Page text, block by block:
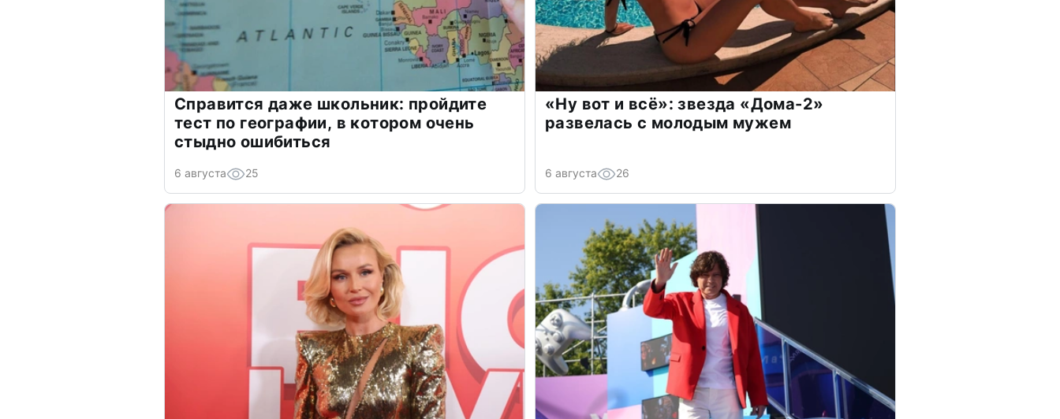
Справится даже школьник: пройдите
тест по географии, в котором очень
стыдно ошибиться
6 августа 25
«Ну вот и всё»: звезда «Дома-2»
развелась с молодым мужем
6 августа 26